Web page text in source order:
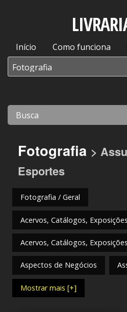
Início Como funciona
Fotografia >
Esportes
Fotografia / Geral
Acervos, Catálogos,
Acervos, Catálogos,
Aspectos de Negócios
Mostrar mais [+]